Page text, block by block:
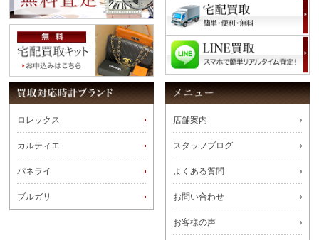
ロレックス
カルティエ
パネライ
ブルガリ
店舗案内
スタッフブログ
よくある質問
お問い合わせ
お客様の声